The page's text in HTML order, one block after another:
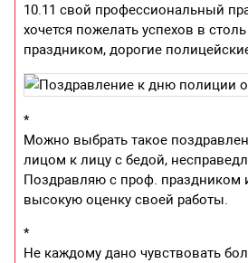
10.11 свой профессиональный
хочется пожелать успехов в
праздником, дорогие
*
Можно выбрать такое
лицом к лицу с бедой,
Поздравляю с проф. праздником
высокую оценку своей работы.
*
Не каждому дано чувствовать